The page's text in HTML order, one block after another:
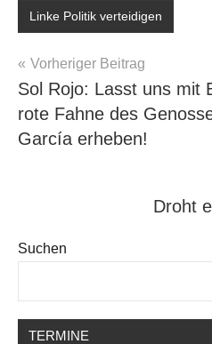
Linke Politik verteidigen
Beitragsnavigation
Vorheriger Beitrag
Sol Rojo: Lasst uns mit
rote Fahne des
García erheben!
Droht
Suchen
TERMINE